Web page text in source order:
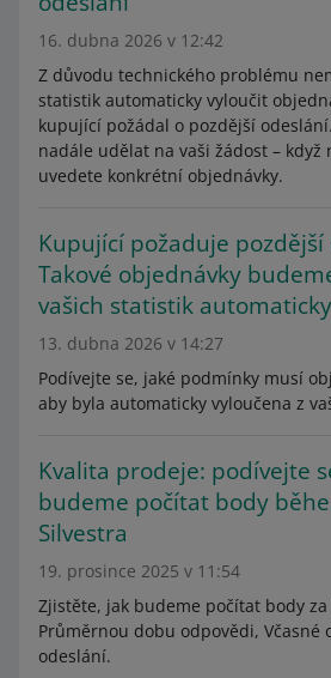
16. dubna 2026 v 12:42
Z důvodu technického problému
statistik automaticky vyloučit
kupující požádal o pozdější
nadále udělat na vaši žádost – když
uvedete konkrétní objednávky.
Kupující požaduje pozdější
Takové objednávky
vašich statistik
13. dubna 2026 v 14:27
Podívejte se, jaké podmínky musí
aby byla automaticky vyloučena z
Kvalita prodeje: podívejte
budeme počítat body
Silvestra
19. prosince 2025 v 11:54
Zjistěte, jak budeme počítat body za
Průměrnou dobu odpovědi, Včasné
odeslání.